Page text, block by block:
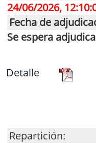
24/06/2026,
Fecha de
Se espera
Detalle
Repartición: